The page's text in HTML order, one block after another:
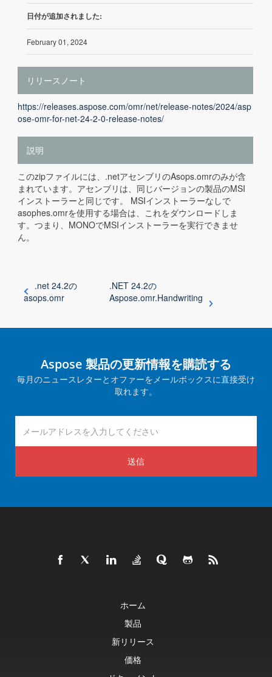
日付が追加されました:
February 01, 2024
リリースノート
https://releases.aspose.com/omr/net/release-notes/2024/asp
ose-omr-for-net-24-2-0-release-notes/
説明
このzipファイルには、.netアセンブリのAsops.omrのみが含
まれています。アセンブリは、同じバージョンの製品のMSI
インストーラーと同じです。 MSIインストーラーなしで
asophes.omrを使用する場合は、これをダウンロードしま
す。つまり、MONOでMSIインストーラーを実行できませ
ん。
.net 24.2の
asops.omr
.NET 24.2の
Aspose.omr.Handwriting
Aspose 製品の更新情報を購読する
毎月のニュースレターとオファーをメールボックスに直接受け
取れます。
送信
ホーム
製品
新リリース
価格